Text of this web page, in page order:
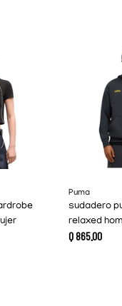
Puma
sudadero
relaxed
Q86500